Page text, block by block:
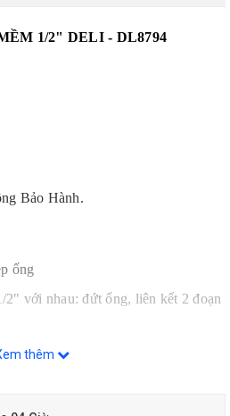
1/2" DELI - DL8794
Bảo Hành.
ống
2" với nhau: đứt ống, liên kết 2 đoạn
thêm